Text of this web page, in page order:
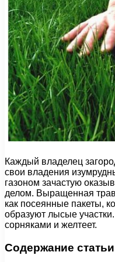
Каждый владелец
свои владения
газоном зачастую
делом. Выращенная
как посеянные пакеты,
образуют лысые
сорняками и желтеет.
Содержание